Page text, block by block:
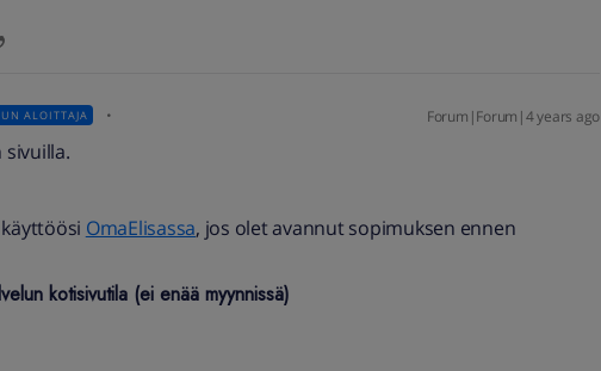
ALOITTAJA Forum|Forum|4 years ago
sivuilla.
OmaElisassa, jos olet avannut sopimuksen ennen
kotisivutila (ei enää myynnissä)